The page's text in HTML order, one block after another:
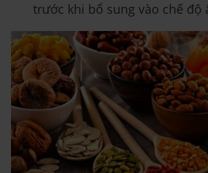
trước khi bổ sung vào chế độ